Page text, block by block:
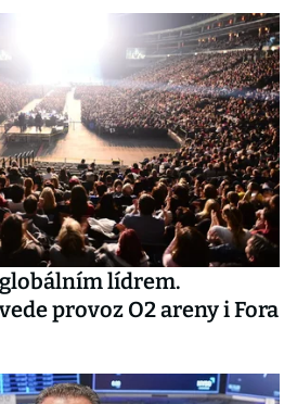
lídrem.
provoz O2 areny i Fora